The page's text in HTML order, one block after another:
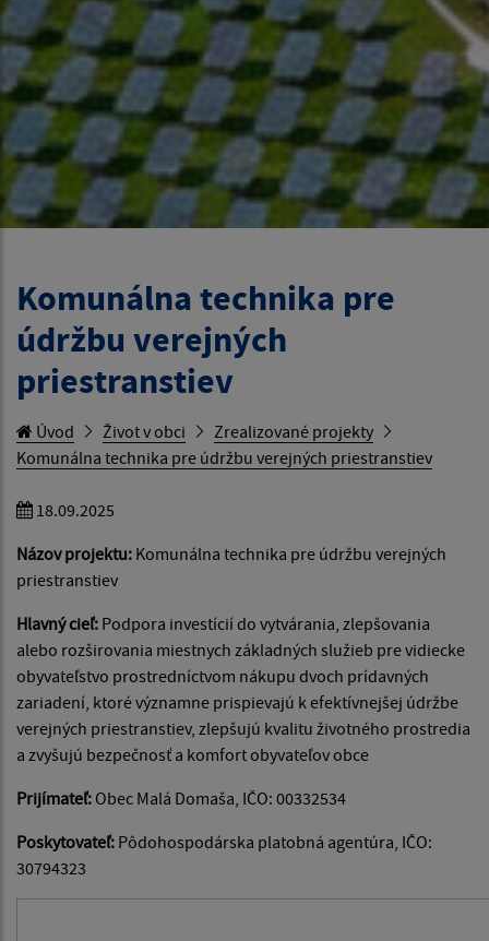
Komunálna technika pre
údržbu verejných
priestranstiev
Úvod Život v obci
Zrealizované projekty
Komunálna technika pre údržbu verejných priestranstiev
18.09.2025
Názov projektu: Komunálna technika pre údržbu verejných
priestranstiev
Hlavný cieľ: Podpora investícií do vytvárania, zlepšovania
alebo rozširovania miestnych základných služieb pre vidiecke
obyvateľstvo prostredníctvom nákupu dvoch prídavných
zariadení, ktoré významne prispievajú k efektívnejšej údržbe
verejných priestranstiev, zlepšujú kvalitu životného prostredia
a zvyšujú bezpečnosť a komfort obyvateľov obce
Prijímateľ: Obec Malá Domaša, IČO: 00332534
Poskytovateľ: Pôdohospodárska platobná agentúra, IČO:
30794323